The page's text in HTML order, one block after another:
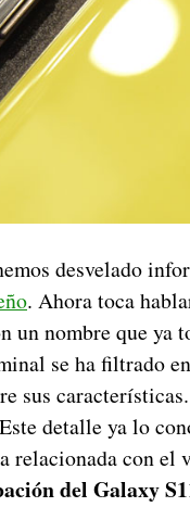
desvelado
. Ahora toca
un nombre que ya
se ha filtrado
sus
detalle ya lo
relacionada con el
del Galaxy